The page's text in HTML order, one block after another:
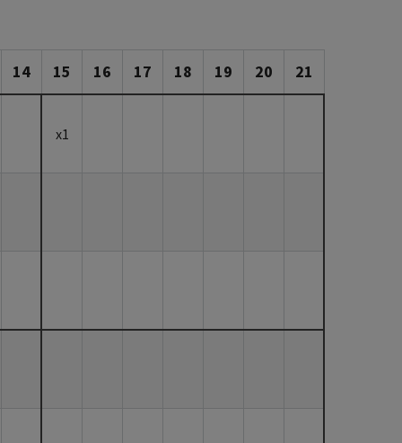
14 15 16 17 18 19 20 21
x1